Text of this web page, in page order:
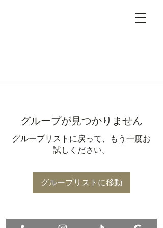
グループが見つかりません
グループリストに戻って、もう一度お
試しください。
グループリストに移動